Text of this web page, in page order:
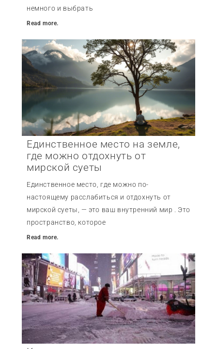
немного и выбрать
Read more.
Единственное место на земле,
где можно отдохнуть от
мирской суеты
Единственное место, где можно по-
настоящему расслабиться и отдохнуть от
мирской суеты, — это ваш внутренний мир . Это
пространство, которое
Read more.